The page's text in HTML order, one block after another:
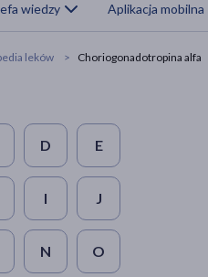
wiedzy Aplikacja mobilna
leków Choriogonadotropina alfa
D E
I J
N O